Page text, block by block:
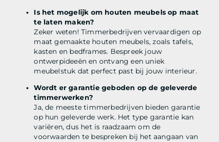
Is het mogelijk om houten meubels op maat
te laten maken?
Zeker weten! Timmerbedrijven vervaardigen op
maat gemaakte houten meubels, zoals tafels,
kasten en bedframes. Bespreek jouw
ontwerpideeën en ontvang een uniek
meubelstuk dat perfect past bij jouw interieur.
Wordt er garantie geboden op de geleverde
timmerwerken?
Ja, de meeste timmerbedrijven bieden garantie
op hun geleverde werk. Het type garantie kan
variëren, dus het is raadzaam om de
voorwaarden te bespreken bij het aangaan van